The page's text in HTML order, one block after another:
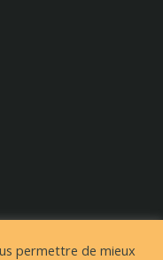
permettre de mieux